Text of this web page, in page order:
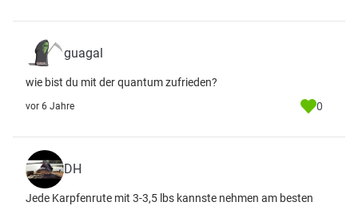
guagal
wie bist du mit der quantum zufrieden?
vor 6 Jahre 0
DH
Jede Karpfenrute mit 3-3,5 lbs kannste nehmen am besten